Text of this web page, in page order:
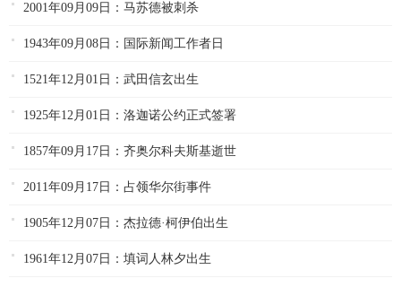
2001年09月09日：马苏德被刺杀
1943年09月08日：国际新闻工作者日
1521年12月01日：武田信玄出生
1925年12月01日：洛迦诺公约正式签署
1857年09月17日：齐奥尔科夫斯基逝世
2011年09月17日：占领华尔街事件
1905年12月07日：杰拉德·柯伊伯出生
1961年12月07日：填词人林夕出生